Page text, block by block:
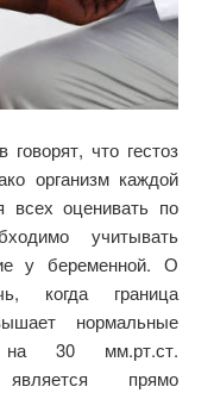
что гестоз
организм каждой
всех оценивать по
учитывать
у беременной. О
когда граница
нормальные
на 30 мм.рт.ст.
прямо